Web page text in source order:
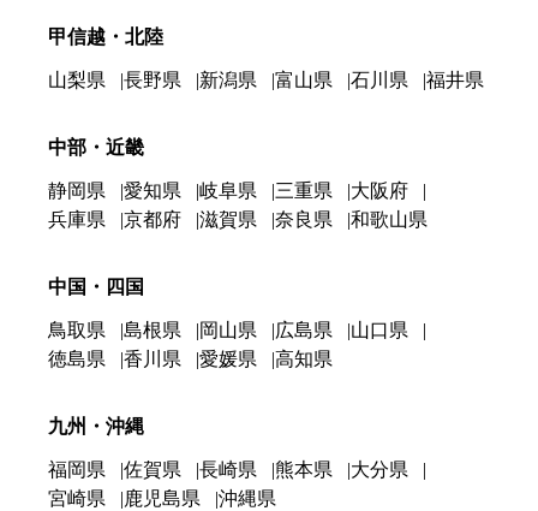
甲信越・北陸
山梨県 長野県 新潟県 富山県 石川県 福井県
中部・近畿
静岡県 愛知県 岐阜県 三重県
大阪府
兵庫県
京都府 滋賀県 奈良県 和歌山県
中国・四国
鳥取県 島根県 岡山県 広島県
山口県
徳島県
香川県 愛媛県 高知県
九州・沖縄
福岡県 佐賀県 長崎県 熊本県
大分県
宮崎県
鹿児島県 沖縄県